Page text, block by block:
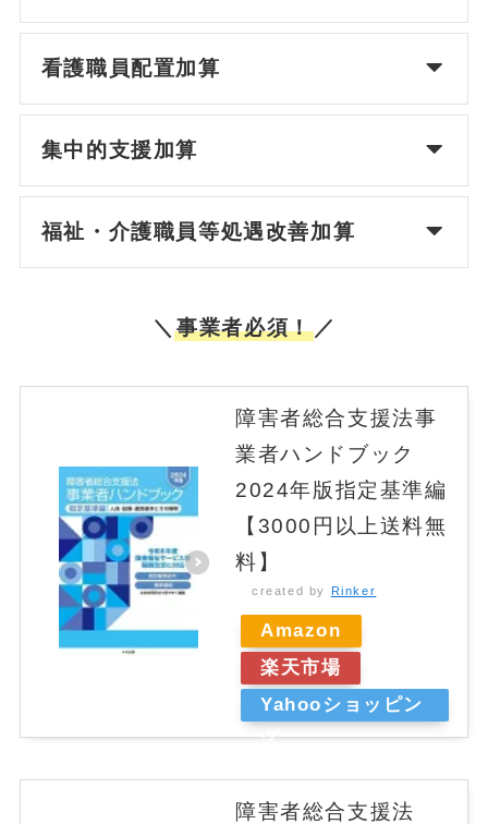
看護職員配置加算
集中的支援加算
福祉・介護職員等処遇改善加算
＼事業者必須！／
障害者総合支援法事
業者ハンドブック
2024年版指定基準編
【3000円以上送料無
料】
created by Rinker
Amazon
楽天市場
Yahooショッピン
グ
障害者総合支援法